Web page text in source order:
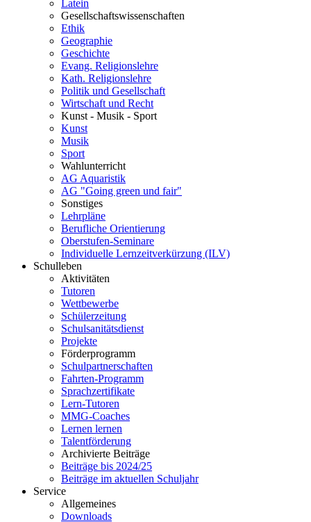
Latein
Gesellschaftswissenschaften
Ethik
Geographie
Geschichte
Evang. Religionslehre
Kath. Religionslehre
Politik und Gesellschaft
Wirtschaft und Recht
Kunst - Musik - Sport
Kunst
Musik
Sport
Wahlunterricht
AG Aquaristik
AG "Going green und fair"
Sonstiges
Lehrpläne
Berufliche Orientierung
Oberstufen-Seminare
Individuelle Lernzeitverkürzung (ILV)
Schulleben
Aktivitäten
Tutoren
Wettbewerbe
Schülerzeitung
Schulsanitätsdienst
Projekte
Förderprogramm
Schulpartnerschaften
Fahrten-Programm
Sprachzertifikate
Lern-Tutoren
MMG-Coaches
Lernen lernen
Talentförderung
Archivierte Beiträge
Beiträge bis 2024/25
Beiträge im aktuellen Schuljahr
Service
Allgemeines
Downloads